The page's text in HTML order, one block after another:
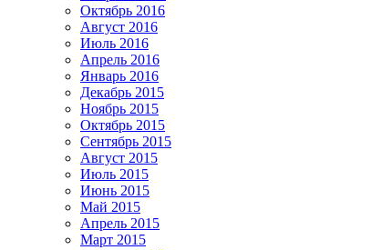
Октябрь 2016
Август 2016
Июль 2016
Апрель 2016
Январь 2016
Декабрь 2015
Ноябрь 2015
Октябрь 2015
Сентябрь 2015
Август 2015
Июль 2015
Июнь 2015
Май 2015
Апрель 2015
Март 2015